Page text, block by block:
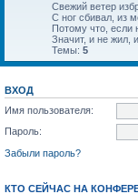
Свежий ветер
С ног сбивал, из
Потому что, если
Значит, и не жил,
Темы: 5
ВХОД
Имя пользователя:
Пароль:
Забыли пароль?
КТО СЕЙЧАС НА